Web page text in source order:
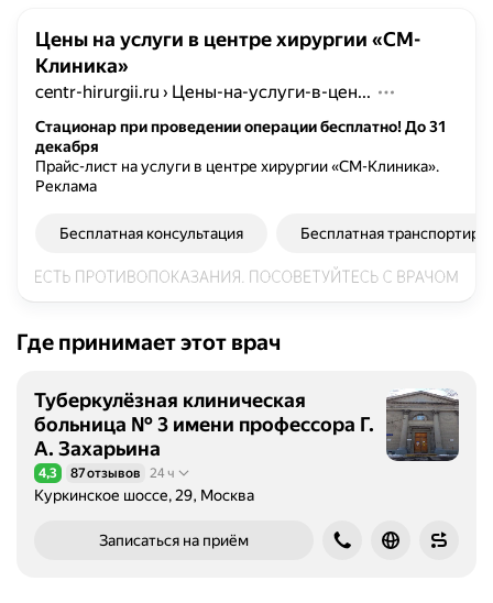
Цены на услуги в центре хирургии «СМ-
Клиника»
centr-hirurgii.ru › Цены-на-услуги-в-цен...
Стационар при проведении операции бесплатно! До 31
декабря
Прайс-лист на услуги в центре хирургии «СМ-Клиника».
Реклама
Бесплатная консультация Бесплатная
Где принимает этот врач
Туберкулёзная клиническая
больница № 3 имени профессора Г.
А. Захарьина
Рейтинг 4,3 из 5
4,3 87 отзывов 24 ч
Куркинское шоссе, 29, Москва
Записаться на приём